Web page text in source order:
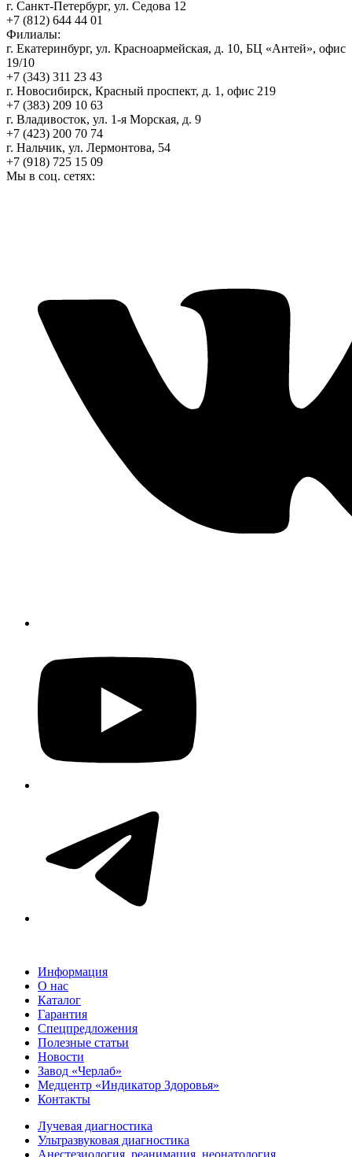
г. Санкт-Петербург, ул. Седова 12
+7 (812) 644 44 01
Филиалы:
г. Екатеринбург, ул. Красноармейская, д. 10, БЦ «Антей», офис
19/10
+7 (343) 311 23 43
г. Новосибирск, Красный проспект, д. 1, офис 219
+7 (383) 209 10 63
г. Владивосток, ул. 1-я Морская, д. 9
+7 (423) 200 70 74
г. Нальчик, ул. Лермонтова, 54
+7 (918) 725 15 09
Мы в соц. сетях:
Информация
О нас
Каталог
Гарантия
Спецпредложения
Полезные статьи
Новости
Завод «Черлаб»
Медцентр «Индикатор Здоровья»
Контакты
Лучевая диагностика
Ультразвуковая диагностика